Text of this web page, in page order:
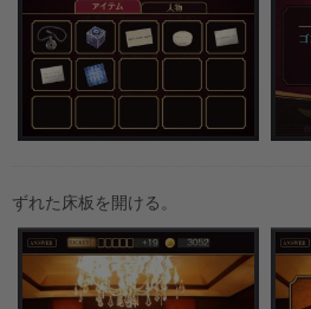
ずれた床板を開ける。